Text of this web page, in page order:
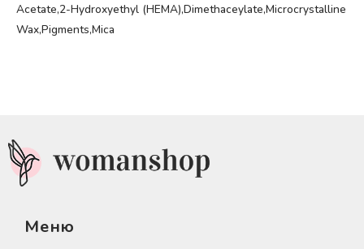
Acetate,2-Hydroxyethyl (HEMA),Dimethaceylate,Microcrystalline
Wax,Pigments,Mica
Меню